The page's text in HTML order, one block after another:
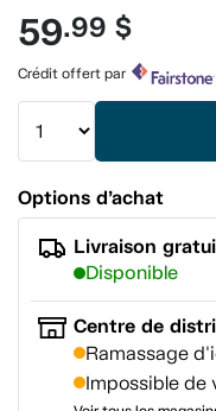
vers
la
59.99 $
Crédit offert par
Options d’achat
Livraison
Disponible
Centre de
Ramassage
Impossible de